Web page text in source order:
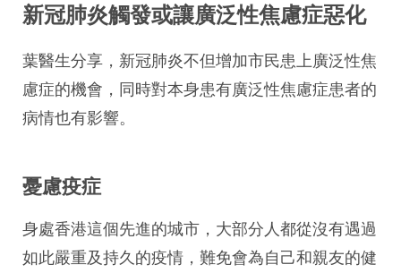
新冠肺炎觸發或讓廣泛性焦慮症惡化
葉醫生分享，新冠肺炎不但增加市民患上廣泛性焦
慮症的機會，同時對本身患有廣泛性焦慮症患者的
病情也有影響。
憂慮疫症
身處香港這個先進的城市，大部分人都從沒有遇過
如此嚴重及持久的疫情，難免會為自己和親友的健